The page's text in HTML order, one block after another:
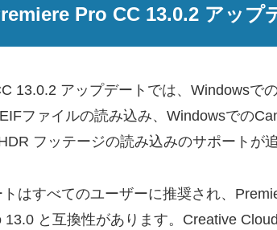
Pro CC 13.0.2 アップ
13.0.2 アップデートでは、Windowsで
ファイルの読み込み、Windowsでの
フッテージの読み込みのサポートが
はすべてのユーザーに推奨され、
と互換性があります。 Creative